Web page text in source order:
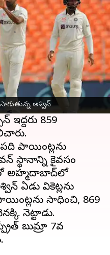
అశ్విన్
03:57 pm
తాజాగా
చేసింది. గతంలో
అశ్విన్తో పాటు
ఇద్దరు 859
పది పాయింట్లను
స్థానాన్ని కైవసం
అహ్మదాబాద్‌లో
ఏడు వికెట్లను
సాధించి, 869
నెట్టాడు.
బుమ్రా 7వ